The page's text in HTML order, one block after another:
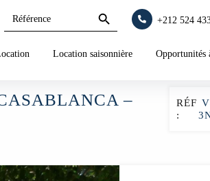
for:
Search
Button
+212 524
Location saisonnière Opportunités
–
RÉF
: